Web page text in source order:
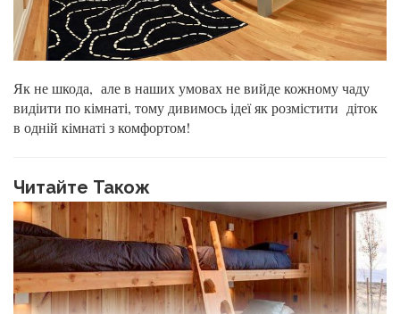
Як не шкода, але в наших умовах не вийде кожному чаду
видіити по кімнаті, тому дивимось ідеї як розмістити діток
в одній кімнаті з комфортом!
Читайте Також